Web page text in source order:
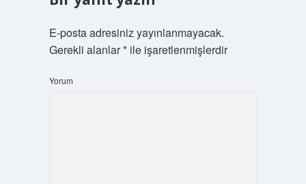
E-posta adresiniz yayınlanmayacak.
Gerekli alanlar*ile işaretlenmişlerdir
Yorum